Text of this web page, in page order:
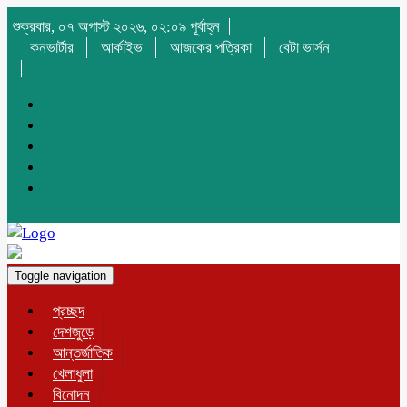
শুক্রবার, ০৭ অগাস্ট ২০২৬, ০২:০৯ পূর্বাহ্ন
কনভার্টার
আর্কাইভ আজকের পত্রিকা বেটা ভার্সন
Toggle navigation
প্রচ্ছদ
দেশজুড়ে
আন্তর্জাতিক
খেলাধুলা
বিনোদন